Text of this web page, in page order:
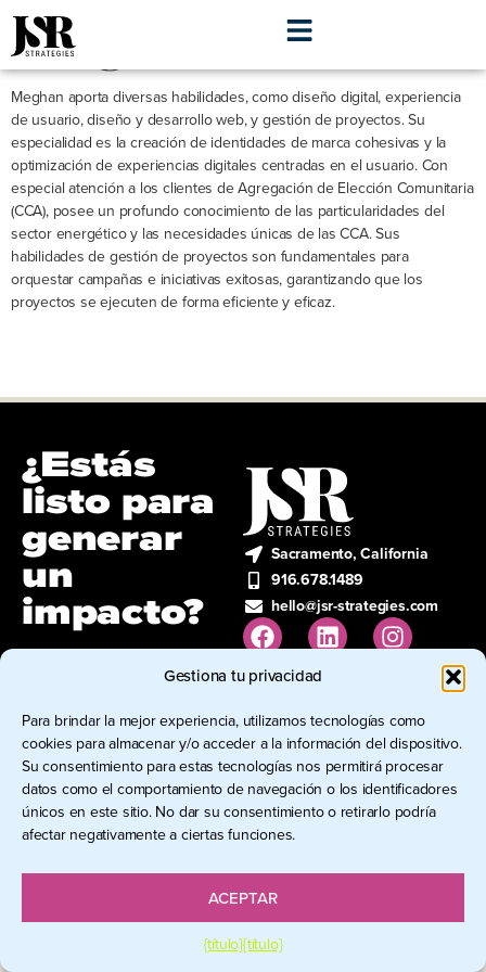
Gestiona tu privacidad
Para brindar la mejor experiencia, utilizamos tecnologías como
cookies para almacenar y/o acceder a la información del dispositivo.
Su consentimiento para estas tecnologías nos permitirá procesar
datos como el comportamiento de navegación o los identificadores
únicos en este sitio. No dar su consentimiento o retirarlo podría
afectar negativamente a ciertas funciones.
ACEPTAR
{título}{título}
Meghan Pues
Meghan aporta diversas habilidades, como diseño digital, experiencia
de usuario, diseño y desarrollo web, y gestión de proyectos. Su
especialidad es la creación de identidades de marca cohesivas y la
optimización de experiencias digitales centradas en el usuario. Con
especial atención a los clientes de Agregación de Elección Comunitaria
(CCA), posee un profundo conocimiento de las particularidades del
sector energético y las necesidades únicas de las CCA. Sus
habilidades de gestión de proyectos son fundamentales para
orquestar campañas e iniciativas exitosas, garantizando que los
proyectos se ejecuten de forma eficiente y eficaz.
Sacramento, California
916.678.1489
hello@jsr-strategies.com
Español de México
¿Estás
listo para
generar
un
impacto?
Hablemos.
CONTACTE
CON JSR
© 2026 JSR Strategies LLC. Todos
los derechos reservados.